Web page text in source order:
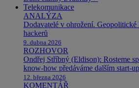
Telekomunikace
ANALÝZA
Dodavatelé v ohrožení.
hackerů
9. dubna 2026
ROZHOVOR
Ondřej Stříbný (Eldison): Rosteme
know-how předáváme dalším start-
12. března 2026
KOMENTÁŘ